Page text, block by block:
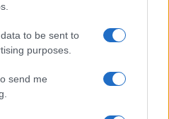
to be sent to
purposes.
send me